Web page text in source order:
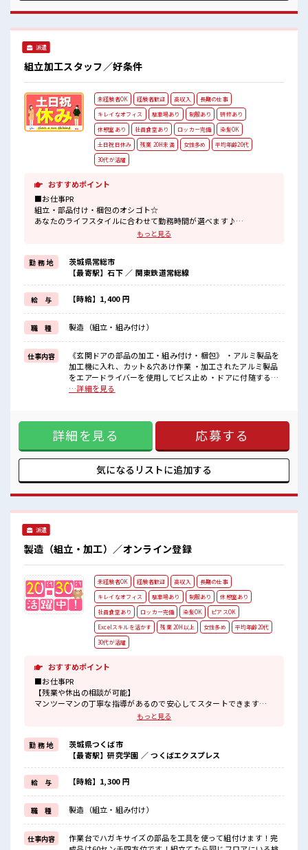
敷地内に無料駐車場あり！ マイカーでらくらく通勤できます
♪ #ryo
派遣
組立加工スタッフ／好条件
未経験者OK 経験者歓迎 高収入
長期の仕事
キレイなオフィス
駐車場あり 制服あり
研修あり
休憩室あり
社員食堂あり ロッカー完備
染髪OK
土日祝日休み
残業 20H未満 女性多め
平均年齢20代
30代が活躍
おすすめポイント
■お仕事PR
組立・部品付け・梱包のオシゴト☆
あなたのライフスタイルに合わせて勤務時間が選べます♪
休日は「土日祝休み&大型連休あり」！
明るすぎたり奇抜すぎはNGですが基本的に髪型自由でOK(詳しくは
担当へ)☆
制服アリなのでナニ着ていこうか朝の悩みが解消♪
制服通勤OK！
最初は誰でも未経験スタート！
イチからスキルUP・ステップUPしていきましょう♪
一息つける休憩スペースもあります！
■職場の雰囲気
《男女スタッフさんが活躍中》フォロー体制ばっちり！
無料駐車場完備！
休憩室完備！
ロッカー完備！
キレイに整備された働きやす職場です！
もっと見る
勤 務 地
茨城県常総市
【最寄駅】石下 ／ 関東鉄道常総線
給 与 【時給】1,400 円
職 種 製造（組立・組み付け）
仕事内容
《玄関ドアの部品の加工・組み付け・梱包》 ・アルミ製品を
加工機に入れ、カット&穴あけ作業 ・加工されたアルミ製品
をエアードライバーを使用してビス止め ・ドアに付随する細
かい備品の組み付け ・完成品の梱包 ■お仕事PR 組立・部品付
プライベートの時間もしっかり確保できますね！ 明るすぎた
り奇抜すぎはNGですが基本的に髪型自由でOK(詳しくは担当
へ)☆ 制服アリなのでナニ着ていこうか朝の悩みが解消♪ 制
服通勤OK！ 最初は誰でも未経験スタート！ イチからスキル
UP・ステップUPしていきましょう♪ 一息つける休憩スペー
スもあります！ ■職場の雰囲気 《男女スタッフさんが活躍
ロッカー完備！ 食堂完備(1食約350円ほど)！ いたるところに
自販機あり！ キレイに整備された働きやす職場です！
…詳細を見る
詳細を見る 応募する
気になるリストに追加する
派遣
製造（組立・加工）／オンライン登録
未経験者OK 経験者歓迎 高収入
長期の仕事
キレイなオフィス
駐車場あり 制服あり
休憩室あり
社員食堂あり
ロッカー完備 染髪OK
ピアスOK
Excelスキルを活かす
残業 20H以上 女性多め
平均年齢20代
30代が活躍
おすすめポイント
■お仕事PR
【残業や休出の相談が可能】
マンツーマンの丁寧な指導があるので安心してスタートできます！
組立てる製品はいくつかありますが作業台のモニターにマニュアル
工具を使って組立てます！
初めてだと不安だと思いますが各作業台に呼び出しボタンがあるの
で困った事があればボタンを押せば丁寧に教えてくれるので安心で
すよ！
長期で働いている当社スタッフさんも多数いらっしゃいます！
作業服通勤OKなのでラクチン♪
■職場の雰囲気
【20代～40代の男女スタッフさんともに活躍中】
キレイに整備された職場！
空調完備でカイテキ♪
もっと見る
勤 務 地
茨城県つくば市
【最寄駅】研究学園 ／ つくばエクスプレス
給 与 【時給】1,300 円
職 種 製造（組立・組み付け）
仕事内容
作業台でハガキサイズの部品を工具を使って組付けます！完